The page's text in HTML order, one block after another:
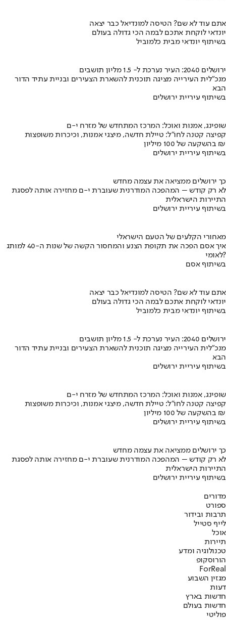
אתם עוד לא שם? הטיסה למונדיאל כבר יצאה
יונדאי לוקחת אתכם לבמה הכי גדולה בעולם
בשיתוף יונדאי מבית כלמוביל
ירושלים 2040: העיר נערכת ל- 1.5 מליון תושבים
מנכ"לית העירייה מציגה תוכנית להשארת הצעירים ובניית עתיד הדור
הבא
בשיתוף עיריית ירושלים
שופינג, אמנות ואוכל: המרכז המתחדש של מזרח י-ם
קפיצה קטנה לחו"ל: טיילת חדשה, מיצגי אמנות, וכיכרות משופצות
בהשקעה של 100 מיליון ₪
בשיתוף עיריית ירושלים
כך ירושלים ממציאה את עצמה מחדש
לא רק קודש – המהפכה המודרנית שעוברת י-ם מחזירה אותה לפסגת
התיירות הישראלית
בשיתוף עיריית ירושלים
מאחורי הקלעים של הטעם הישראלי
איך אסם הפכה את תקופת הצנע והמחסור הקשה של שנות ה-40 למותג
לאומי?
בשיתוף אסם
אתם עוד לא שם? הטיסה למונדיאל כבר יצאה
יונדאי לוקחת אתכם לבמה הכי גדולה בעולם
בשיתוף יונדאי מבית כלמוביל
ירושלים 2040: העיר נערכת ל- 1.5 מליון תושבים
מנכ"לית העירייה מציגה תוכנית להשארת הצעירים ובניית עתיד הדור
הבא
בשיתוף עיריית ירושלים
שופינג, אמנות ואוכל: המרכז המתחדש של מזרח י-ם
קפיצה קטנה לחו"ל: טיילת חדשה, מיצגי אמנות, וכיכרות משופצות
בהשקעה של 100 מיליון ₪
בשיתוף עיריית ירושלים
כך ירושלים ממציאה את עצמה מחדש
לא רק קודש – המהפכה המודרנית שעוברת י-ם מחזירה אותה לפסגת
התיירות הישראלית
בשיתוף עיריית ירושלים
מדורים
ספורט
תרבות ובידור
לייף סטייל
אוכל
תיירות
טכנולוגיה ומדע
הורוסקופ
ForReal
מגזין השבוע
דעות
חדשות בארץ
חדשות בעולם
פוליטי